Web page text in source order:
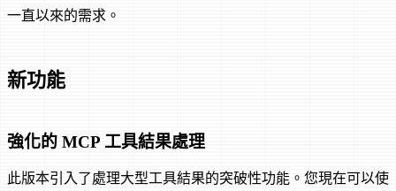
一直以來的需求。
新功能
強化的 MCP 工具結果處理
此版本引入了處理大型工具結果的突破性功能。您現在可以使